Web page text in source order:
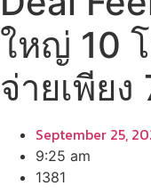
ใหญ่ 10
จ่ายเพียง
September 25,
9:25 am
1381